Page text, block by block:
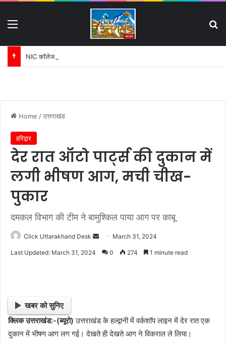
NIC कॉलेज धनौरी जमीन विवाद में बढ़ी मुश्किलें:
Home /उत्तराखंड
हरिद्वार
देर रात ऑटो पार्ट्स की दुकान में
लगी भीषण आग, मची चीख-
पुकार
दमकल विभाग की टीम ने बामुश्किल पाया आग पर काबू
Click Uttarakhand Desk
e
m
a
March 31, 2024
Last Updated: March 31, 2024 0 274 1 minute read
खबर को सुनिए
क्लिक उत्तराखंड:-(ब्यूरो)उत्तराखंड के हल्द्वानी में वर्कशॉप लाइन में देर रात एक
दुकान में भीषण आग लग गई। देखते ही देखते आग ने विकराल ले लिया।